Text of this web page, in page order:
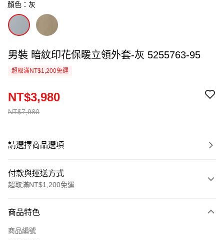
顏色：灰
男裝 暗紋印花保暖立領外套-灰 5255763-95
超取滿NT$1,200免運
NT$7,980
NT$3,980
請選擇商品選項
付款與運送方式
超取滿NT$1,200免運
信用卡一次付款
超商取貨付款
商品特色
商品編號